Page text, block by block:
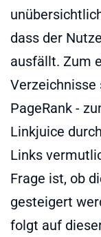
dass der
ausfällt. Zum
Verzeichnisse
PageRank -
Linkjuice
Links
Frage ist, ob
gesteigert
folgt auf